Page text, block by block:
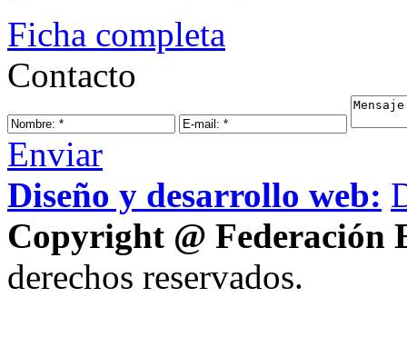
Ficha completa
Contacto
Enviar
Diseño y desarrollo web:
Copyright @ Federación
derechos reservados.